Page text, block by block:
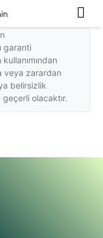
dışındaki
garanti
veya zarardan
belirsizlik
geçerli olacaktır.